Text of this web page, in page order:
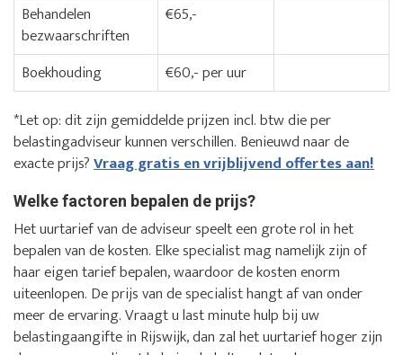
Behandelen
bezwaarschriften
€65,-
Boekhouding
€60,- per uur
*Let op: dit zijn gemiddelde prijzen incl. btw die per
belastingadviseur kunnen verschillen. Benieuwd naar de
exacte prijs?Vraag gratis en vrijblijvend offertes aan!
Welke factoren bepalen de prijs?
Het uurtarief van de adviseur speelt een grote rol in het
bepalen van de kosten. Elke specialist mag namelijk zijn of
haar eigen tarief bepalen, waardoor de kosten enorm
uiteenlopen. De prijs van de specialist hangt af van onder
meer de ervaring. Vraagt u last minute hulp bij uw
belastingaangifte in Rijswijk, dan zal het uurtarief hoger zijn